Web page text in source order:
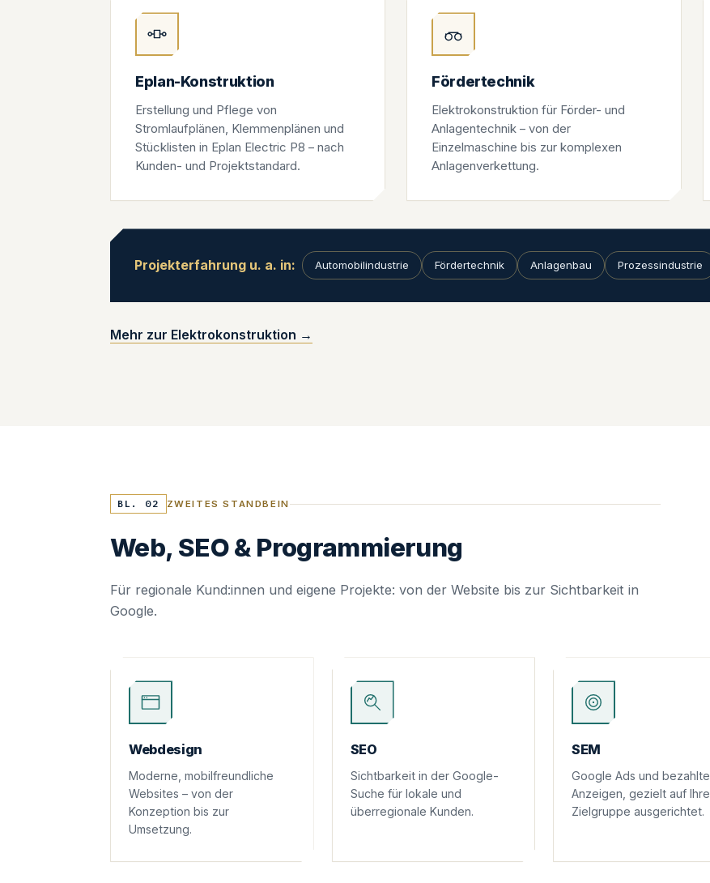
Eplan-Konstruktion
Erstellung und Pflege von
Stromlaufplänen, Klemmenplänen und
Stücklisten in Eplan Electric P8 – nach
Kunden- und Projektstandard.
Fördertechnik
Elektrokonstruktion für Förder- und
Anlagentechnik – von der
Einzelmaschine bis zur komplexen
Anlagenverkettung.
Projekterfahrung u. a. in: Automobilindustrie Fördertechnik Anlagenbau Prozessindustrie
Mehr zur Elektrokonstruktion →
BL. 02 ZWEITES STANDBEIN
Web, SEO & Programmierung
Für regionale Kund:innen und eigene Projekte: von der Website bis zur Sichtbarkeit in
Google.
Webdesign
Moderne, mobilfreundliche
Websites – von der
Konzeption bis zur
Umsetzung.
SEO
Sichtbarkeit in der Google-
Suche für lokale und
überregionale Kunden.
SEM
Google Ads und bezahlte
Anzeigen, gezielt auf Ihre
Zielgruppe ausgerichtet.